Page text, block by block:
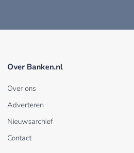
Over Banken.nl
Over ons
Adverteren
Nieuwsarchief
Contact